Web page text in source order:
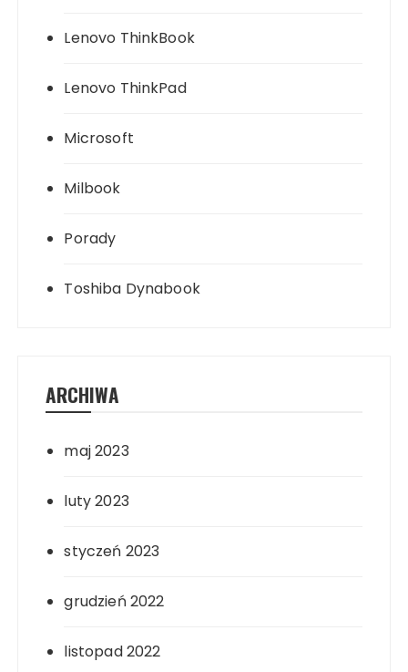
Lenovo ThinkBook
Lenovo ThinkPad
Microsoft
Milbook
Porady
Toshiba Dynabook
ARCHIWA
maj 2023
luty 2023
styczeń 2023
grudzień 2022
listopad 2022